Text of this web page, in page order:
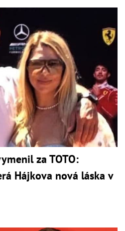
za TOTO:
Hájkova nová láska v